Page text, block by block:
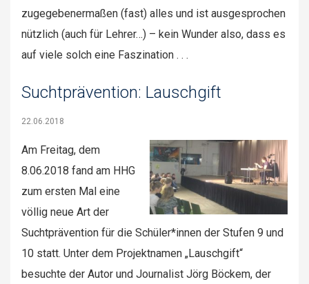
zugegebenermaßen (fast) alles und ist ausgesprochen
nützlich (auch für Lehrer…) – kein Wunder also, dass es
auf viele solch eine Faszination . . .
Suchtprävention: Lauschgift
22.06.2018
Am Freitag, dem
8.06.2018 fand am HHG
zum ersten Mal eine
völlig neue Art der
Suchtprävention für die Schüler*innen der Stufen 9 und
10 statt. Unter dem Projektnamen „Lauschgift“
besuchte der Autor und Journalist Jörg Böckem, der